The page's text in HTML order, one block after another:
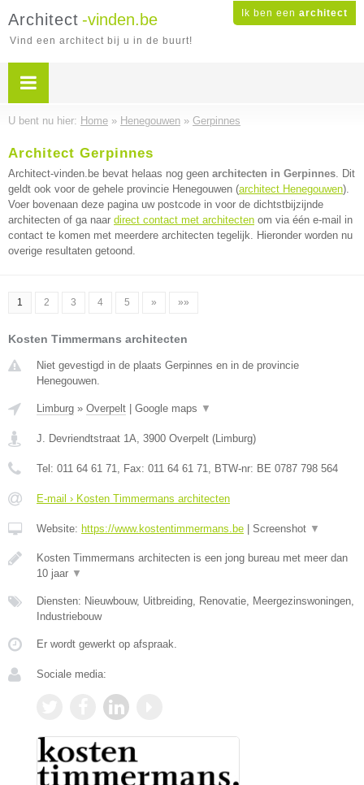
Ik ben een architect
Architect -vinden.be
Vind een architect bij u in de buurt!
U bent nu hier: Home » Henegouwen » Gerpinnes
Architect Gerpinnes
Architect-vinden.be bevat helaas nog geen architecten in Gerpinnes. Dit
geldt ook voor de gehele provincie Henegouwen (architect Henegouwen).
Voer bovenaan deze pagina uw postcode in voor de dichtstbijzijnde
architecten of ga naar direct contact met architecten om via één e-mail in
contact te komen met meerdere architecten tegelijk. Hieronder worden nu
overige resultaten getoond.
1 2 3 4 5 » »»
Kosten Timmermans architecten
Niet gevestigd in de plaats Gerpinnes en in de provincie
Henegouwen.
Limburg » Overpelt Google maps ▼
J. Devriendtstraat 1A, 3900 Overpelt (Limburg)
Tel: 011 64 61 71, Fax: 011 64 61 71, BTW-nr: BE 0787 798 564
E-mail › Kosten Timmermans architecten
Website: https://www.kostentimmermans.be Screenshot ▼
Kosten Timmermans architecten is een jong bureau met meer dan
10 jaar ▼
Diensten: Nieuwbouw, Uitbreiding, Renovatie, Meergezinswoningen,
Industriebouw
Er wordt gewerkt op afspraak.
Sociale media: